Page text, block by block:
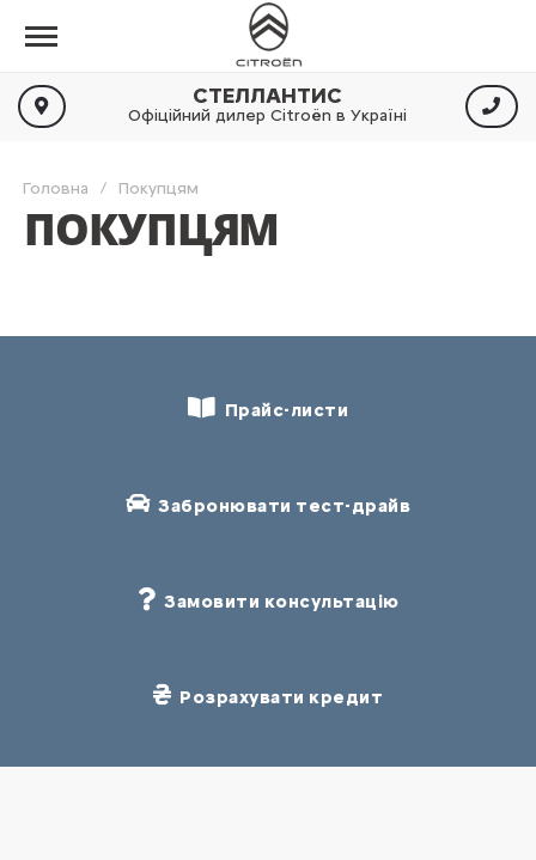
СТЕЛЛАНТИС
Офіційний дилер Citroën в Україні
Головна Покупцям
ПОКУПЦЯМ
Прайс-листи
Забронювати тест-драйв
Замовити консультацію
Розрахувати кредит